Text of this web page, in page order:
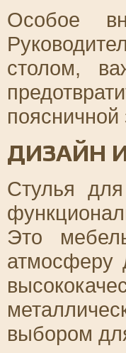
Особое
столом,
ДИЗАЙН
Стулья
Это
атмосферу
выбором